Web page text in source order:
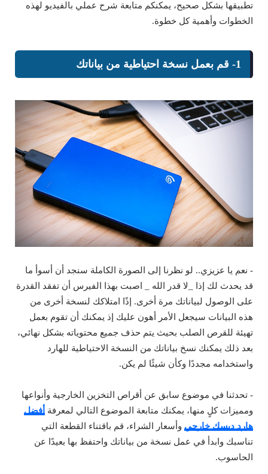
تطبيقها بشكل صحيح، يمكنكم متابعة شرح عملي بالفيديو لهذه
الخطوات وأهمية كل خطوة.
1- قم بعمل نسخة احتياطية من بياناتك
- نعم يا عزيزي.. لو نظرنا إلى الصورة الكاملة سنجد أن أسوأ ما
قد يحدث لك إذا _لا قدر الله _ اصبت بهذا الفيرس أن تفقد القدرة
على الوصول لبياناتك مرة أخرى. إذًا امتلاكك لنسخة أخرى من
هذه البيانات سيجعل الأمر أهون عليك إذ يمكنك أن تقوم بعمل
تهيئة للقرص الصلب بحيث يتم حذف جميع محتوياته بشكل نهائي،
بعد ذلك يمكنك نسخ بياناتك من النسخة الاحتياطية للهارد
واستخدامه مجددًا وكأن شيئًا لم يكن.
- تحدثنا في موضوع سابق عن أقراص التخزين الخارجية وأنواعها
ومميزات كلٍ منها، يمكنك متابعة الموضوع التالي لمعرفة أفضل
هارد ديسك خارجي وأسعار الشراء، قم باقتناء القطعة التي
تناسبك وابدأ في عمل نسخة من بياناتك واحتفظ بها بعيدًا عن
الحاسوب.